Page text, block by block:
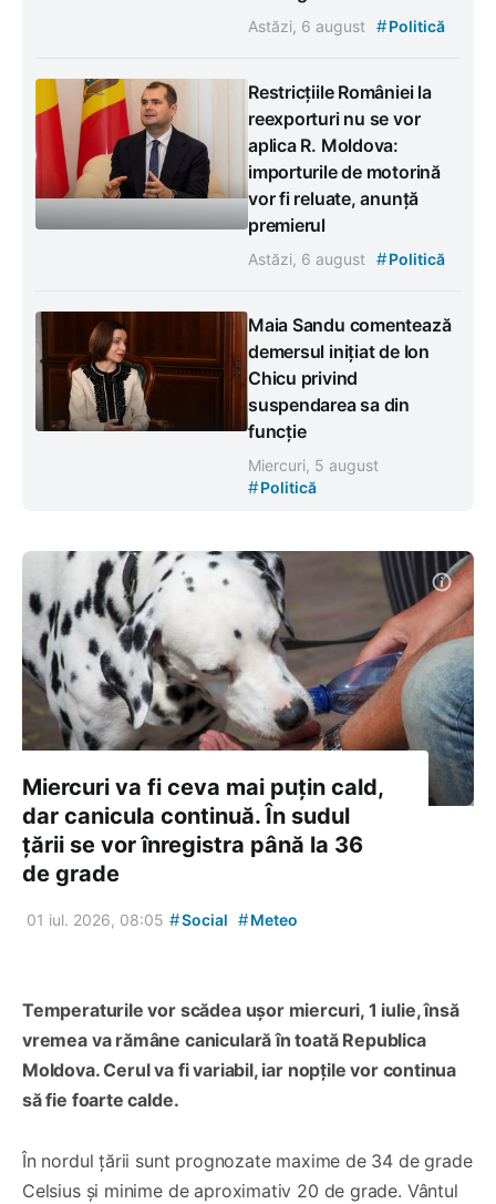
Astăzi, 6 august #Politică
Restricțiile României la
reexporturi nu se vor
aplica R. Moldova:
importurile de motorină
vor fi reluate, anunță
premierul
Astăzi, 6 august #Politică
Maia Sandu comentează
demersul inițiat de Ion
Chicu privind
suspendarea sa din
funcție
Miercuri, 5 august
#Politică
Miercuri va fi ceva mai puțin cald,
dar canicula continuă. În sudul
țării se vor înregistra până la 36
de grade
01 iul. 2026, 08:05 #Social #Meteo
Temperaturile vor scădea ușor miercuri, 1 iulie, însă
vremea va rămâne caniculară în toată Republica
Moldova. Cerul va fi variabil, iar nopțile vor continua
să fie foarte calde.
În nordul țării sunt prognozate maxime de 34 de grade
Celsius și minime de aproximativ 20 de grade. Vântul